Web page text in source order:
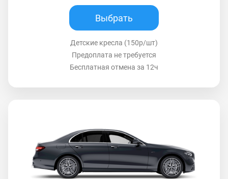
Выбрать
Детские кресла (150р/шт)
Предоплата не требуется
Бесплатная отмена за 12ч